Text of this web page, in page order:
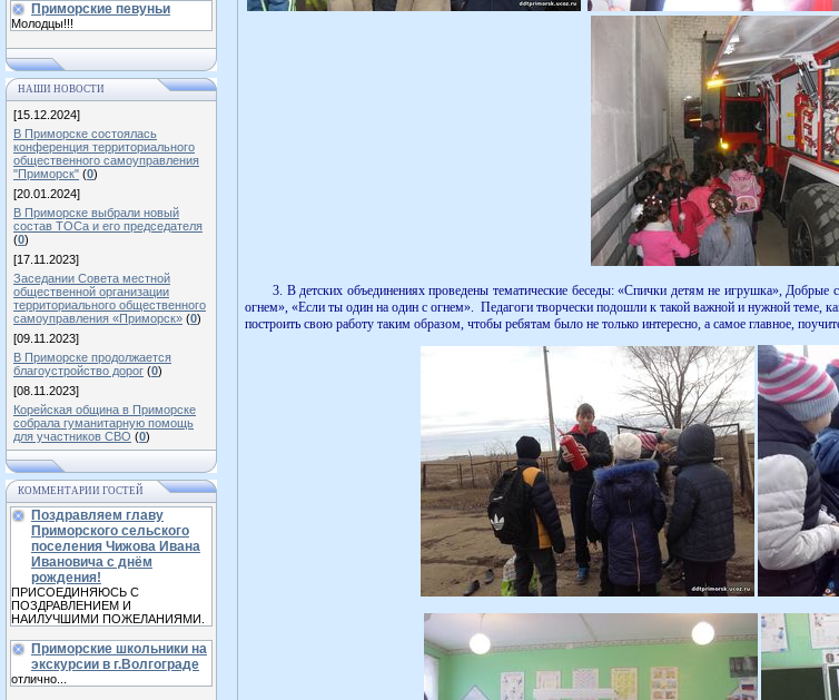
Приморские певуньи
Молодцы!!!
НАШИ НОВОСТИ
[15.12.2024]
В Приморске состоялась
конференция территориального
общественного самоуправления
"Приморск" (0)
[20.01.2024]
В Приморске выбрали новый
состав ТОСа и его председателя
(0)
[17.11.2023]
Заседании Совета местной
общественной организации
территориального общественного
самоуправления «Приморск» (0)
[09.11.2023]
В Приморске продолжается
благоустройство дорог (0)
[08.11.2023]
Корейская община в Приморске
собрала гуманитарную помощь
для участников СВО (0)
КОММЕНТАРИИ ГОСТЕЙ
Поздравляем главу
Приморского сельского
поселения Чижова Ивана
Ивановича с днём
рождения!
ПРИСОЕДИНЯЮСЬ С
ПОЗДРАВЛЕНИЕМ И
НАИЛУЧШИМИ ПОЖЕЛАНИЯМИ.
Приморские школьники на
экскурсии в г.Волгограде
отлично...
3. В детских объединениях проведены тематические беседы: «Спички детям не игрушка», Добрые
огнем», «Если ты один на один с огнем». Педагоги творчески подошли к такой важной и нужной теме,
построить свою работу таким образом, чтобы ребятам было не только интересно, а самое главное,